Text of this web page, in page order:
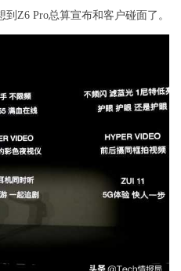
Z6 Pro总算宣布和客户碰面了。